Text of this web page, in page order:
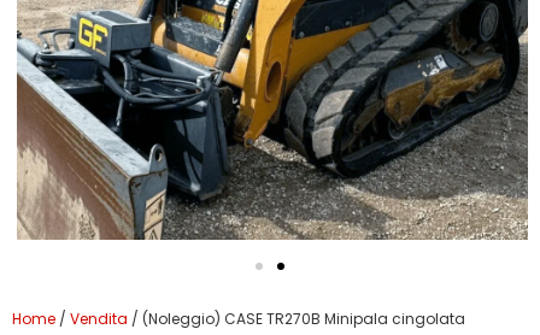
Home / Vendita / (Noleggio) CASE TR270B Minipala cingolata